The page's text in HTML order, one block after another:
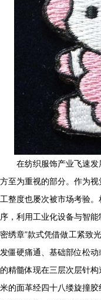
在纺织服饰产业飞速
方至为重视的部分。作为
工整度也屡次被市场考验
序，利用工业化设备与智
密绣章”款式凭借做工紧致
发僵硬痛通、基础部位松
的精髓体现在三层次层针
米的面革经四十八缕旋撞